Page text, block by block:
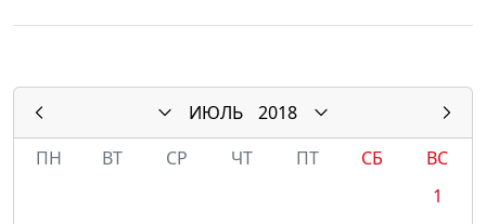
ИЮЛЬ
2018
ПН
ВТ СР ЧТ ПТ СБ
ВС
1